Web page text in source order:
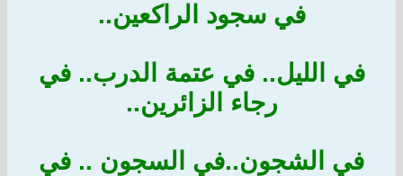
في سجود الراكعين..
في الليل.. في عتمة الدرب.. في
رجاء الزائرين..
في الشجون..في السجون .. في